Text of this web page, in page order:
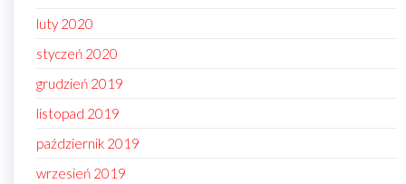
luty 2020
styczeń 2020
grudzień 2019
listopad 2019
październik 2019
wrzesień 2019